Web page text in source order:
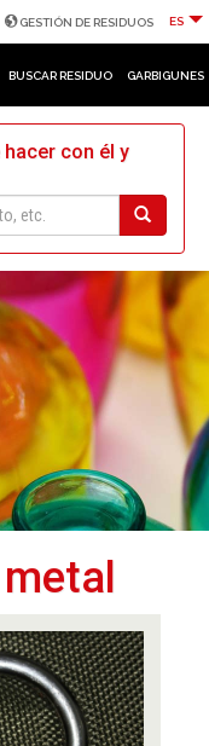
GESTIÓN DE RESIDUOS ES
BUSCAR RESIDUO GARBIGUNES
con él y